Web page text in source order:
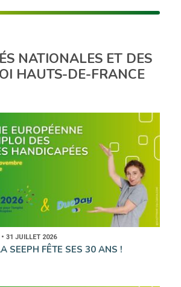
NATIONALES ET DES
HAUTS-DE-FRANCE
31 JUILLET 2026
SEEPH FÊTE SES 30 ANS !